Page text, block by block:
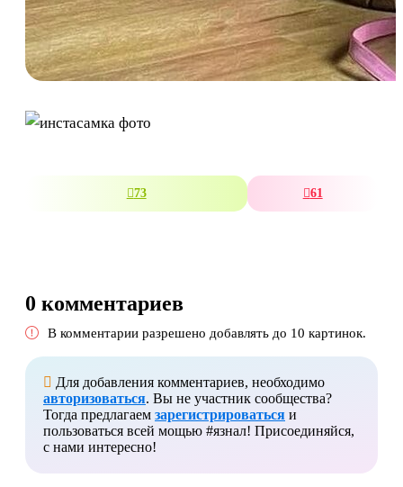
73 61
0 комментариев
В комментарии разрешено добавлять до 10 картинок.
Для добавления комментариев, необходимо
авторизоваться. Вы не участник сообщества?
Тогда предлагаем зарегистрироваться и
пользоваться всей мощью #язнал! Присоединяйся,
с нами интересно!